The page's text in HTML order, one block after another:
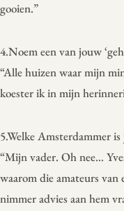
gooien.”
4.Noem een van jouw
“Alle huizen waar mijn
koester ik in mijn
5.Welke Amsterdammer
“Mijn vader. Oh nee…
waarom die amateurs
nimmer advies aan hem